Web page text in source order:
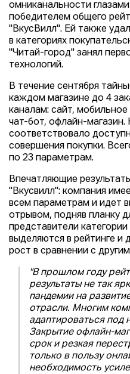
омниканальности
победителем общего
"ВкусВилл". Ей также
в категориях
"Читай-город" занял
технологий.
В течение сентября
каждом магазине до 4
каналам: сайт,
чат-бот, офлайн-магазин.
соответствовало
совершения покупки.
по 23 параметрам.
Впечатляющие
"Вкусвилл": компания
всем параметрам и идет
отрывом, подняв планку
представители
выделяются в рейтинге и
рост в сравнении с
"В прошлом году
результаты не так
пандемии на
отрасли. Многим
адаптироваться под
Закрытие офлайн-
срок и резкая
только в пользу
необходимость